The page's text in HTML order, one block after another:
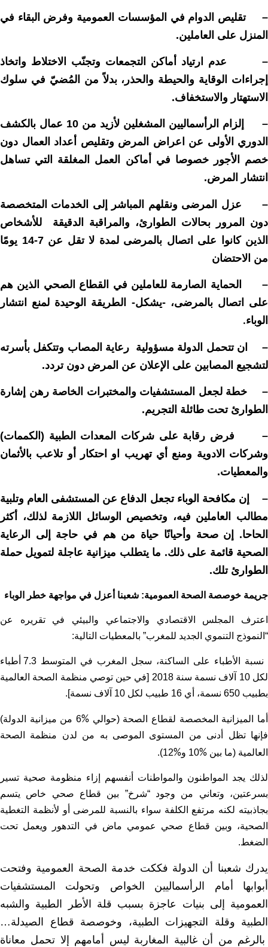
–
تقليص الدوام في المؤسسات العمومية وفرض البقاء في
المنزل على العاملين.
–
عدم ارتياد أماكن التجمعات وتجنّب الاختلاط واتخاذ
إجراءات الوقاية والحيطة والحذر، بدلاً من المُضيّ في سلوك
الاستهتار والاستخفاف.
–
إلزام الرأسماليين المشغلين لأزيد من 10 عمال بالكشف
الدوري الأولى عن اعراض المرض وتقليص أعداد العمال دون
خصم الأجور خصوصا في أماكن العمل المغلقة التي تساهل
انتشار المرض.
–
عزل المرضى ونقلهم المباشر إلى الخدمات المتخصصة
دون المرور بحالات الطوارئ، والمراقبة الدقيقة للأشخاص
الذين كانوا على اتصال بالمرضى لمدة لا تقل عن 7-14 يومًا
من الاحتضان
–
الحماية الصارمة للعاملين في القطاع الصحي الذين هم
على اتصال بالمرضى، -يشكل- الطريقة الوحيدة لمنع انتشار
الوباء.
–
ان تتحمل الدولة مسؤولية رعاية المصاب وتتكفل بأسرته
لتشجيع المصابين على الإعلان عن المرض دون تردد.
–
خطة لجعل المستشفيات والمختبرات الخاصة رهن إشارة
الطوارئ تحت طائلة التجريم.
–
فرض رقابة على شركات المعدات الطبية (الكممات)
وشركات الادوية ومنع أي تهريب او احتكار أو تلاعب بالأثمان
والمعطيات.
–
إن مكافحة الوباء تجعل الدفاع عن المستشفى العام وتلبية
مطالب العاملين فيه، وتخصيص الوسائل اللازمة لذلك، أكثر
الحاحا. إن صحة وأحيانًا حياة من هم في حاجة إلى الرعاية
الصحية قائمة على ذلك. ما يتطلب ميزانية عاجلة لتمويل حملة
الطوارئ تلك.
جريمة خوصصة الصحة العمومية: شعبنا أعزل في مواجهة خطر الوباء
اعترف المجلس الاقتصادي والاجتماعي والبيئي في تقريره عن
“النموذج التنموي الجديد للمغرب” بالمعطيات التالية:
نسبة الأطباء على الساكنة، سجل المغرب في المتوسط 7.3 أطباء
لكل 10 آلاف نسمة سنة 2018 [في حين توصي منظمة الصحة العالمية
بطبيب 650 نسمة، أي 16 طبيب لكل 10 آلاف نسمة].
أما الميزانية المخصصة لقطاع الصحة (حوالي %
6 من ميزانية الدولة)
فإنها تظل أدنى من المستوى الموصى به من لدن منظمة الصحة
العالمية (ما بين %10 و %
12).
لذلك يجد المواطنون والمواطنات أنفسهم إزاء منظومة صحية تسير
بسرعتين، وتعاني من وجود “شرخ” بين قطاع صحي خاص يتسم
بجاذبيته لكنه مرتفع الكلفة سواء بالنسبة للمرضى أو لأنظمة التغطية
الصحية، وبين قطاع صحي عمومي ماض في التدهور ويعمل تحت
الضغط.
يدرك شعبنا أن الدولة فككت خدمة الصحة العمومية وفتحت
أبوابها أمام الرأسماليين الخواص وتحولت المستشفيات
العمومية إلى بنيات عاجزة بسبب قلة الأطر الطبية والشبه
الطبية وقلة التجهيزات الطبية، وخوصصة قطاع الصيدلة…
بالرغم من أن غالبية المغاربة ليس أمامهم إلا تحمل معاناة